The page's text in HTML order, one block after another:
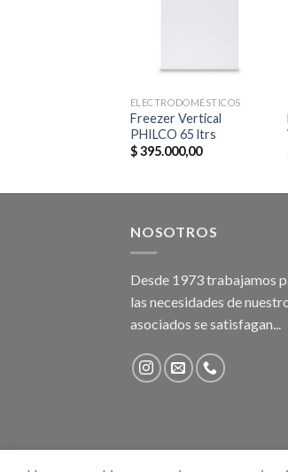
ELECTRODOMÉSTICOS
Freezer Vertical
PHILCO 65 ltrs
$395.000,00
NOSOTROS
Desde 1973 trabajamos
las necesidades de
asociados se satisfagan...